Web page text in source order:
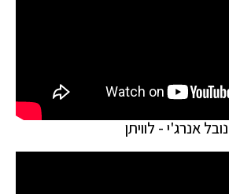
נובל אנרג'י - לוויתן